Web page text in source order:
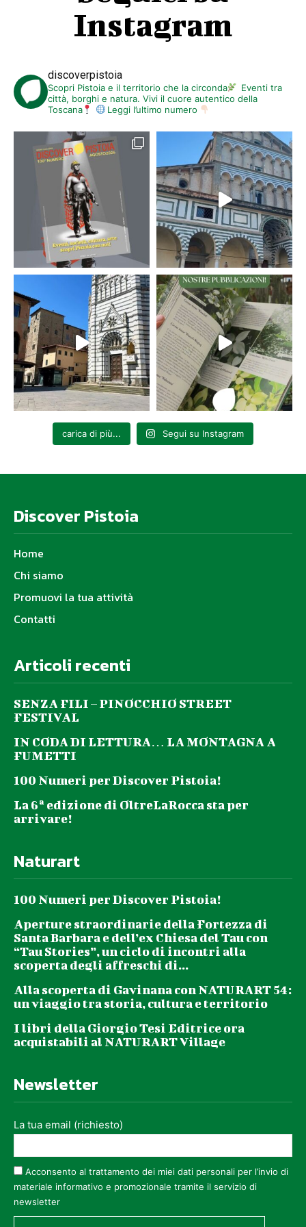
Instagram
discoverpistoia
Scopri Pistoia e il territorio che la circonda
Eventi tra
città, borghi e natura. Vivi il cuore autentico della
Toscana
Leggi l’ultimo numero
carica di più... Segui su Instagram
Discover Pistoia
Home
Chi siamo
Promuovi la tua attività
Contatti
Articoli recenti
SENZA FILI – PINOCCHIO STREET
FESTIVAL
IN CODA DI LETTURA… LA MONTAGNA A
FUMETTI
100 Numeri per Discover Pistoia!
La 6ª edizione di OltreLaRocca sta per
arrivare!
Naturart
100 Numeri per Discover Pistoia!
Aperture straordinarie della Fortezza di
Santa Barbara e dell’ex Chiesa del Tau con
“Tau Stories”, un ciclo di incontri alla
scoperta degli affreschi di...
Alla scoperta di Gavinana con NATURART 54:
un viaggio tra storia, cultura e territorio
I libri della Giorgio Tesi Editrice ora
acquistabili al NATURART Village
Newsletter
La tua email (richiesto)
Acconsento al trattamento dei miei dati personali per l’invio di
materiale informativo e promozionale tramite il servizio di
newsletter